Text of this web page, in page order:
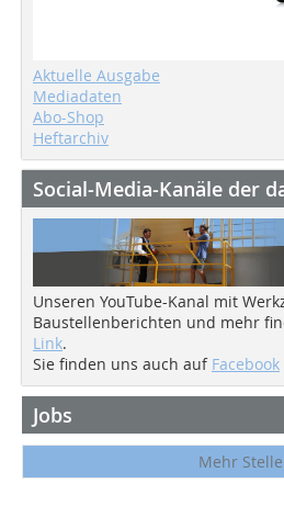
Aktuelle Ausgabe
Mediadaten
Abo-Shop
Heftarchiv
Social-Media-Kanäle der
Unseren YouTube-Kanal mit
Baustellenberichten und mehr
Link.
Sie finden uns auch auf Facebook
Jobs
Mehr